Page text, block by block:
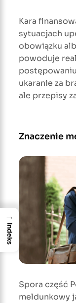
Kara
sytuacjach
obowiązku
powoduje
ukaranie za
ale przepisy
Znaczenie
Spora część
meldunkowy
→
Indeks